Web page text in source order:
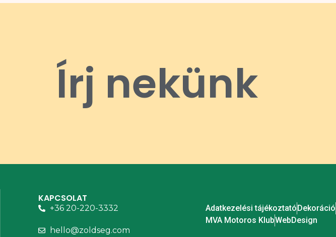
Írj nekünk
KAPCSOLAT
+36 20-220-3332
hello@zoldseg.com
Adatkezelési tájékoztatóDekoráció
MVA Motoros KlubWebDesign